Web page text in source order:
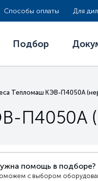
Способы оплаты Для
Подбор
Тепломаш КЭВ-П4050А
П4050А
помощь в подборе?
с выбором